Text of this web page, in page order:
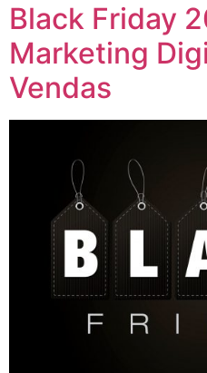
Black Friday
Marketing
Vendas